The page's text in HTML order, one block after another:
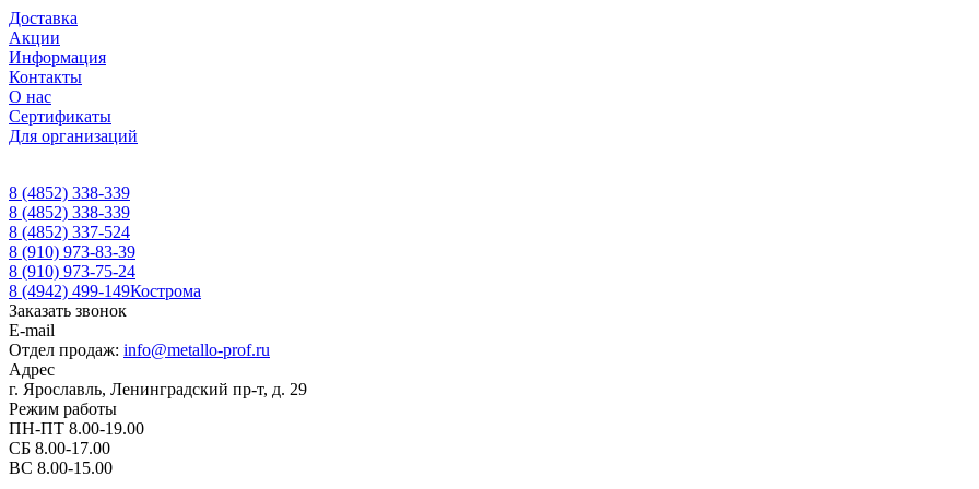
Доставка
Акции
Информация
Контакты
О нас
Сертификаты
Для организаций
8 (4852) 338-339
8 (4852) 338-339
8 (4852) 337-524
8 (910) 973-83-39
8 (910) 973-75-24
8 (4942) 499-149Кострома
Заказать звонок
E-mail
Отдел продаж: info@metallo-prof.ru
Адрес
г. Ярославль, Ленинградский пр-т, д. 29
Режим работы
ПН-ПТ 8.00-19.00
СБ 8.00-17.00
ВС 8.00-15.00